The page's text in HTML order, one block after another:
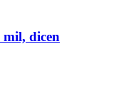
mil, dicen